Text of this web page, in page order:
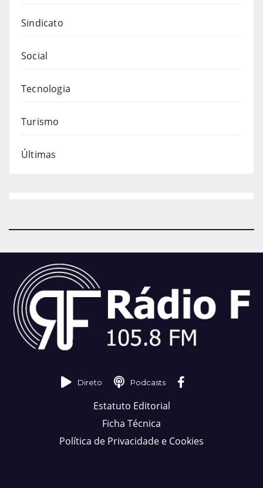
Sindicato
Social
Tecnologia
Turismo
Últimas
Direto Podcasts
Estatuto Editorial
Ficha Técnica
Política de Privacidade e Cookies